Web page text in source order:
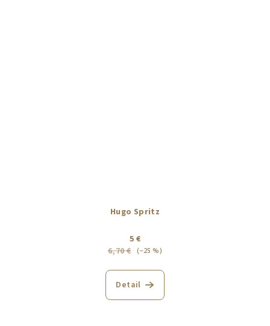
Hugo Spritz
5 €
6,70 € (–25 %)
Detail